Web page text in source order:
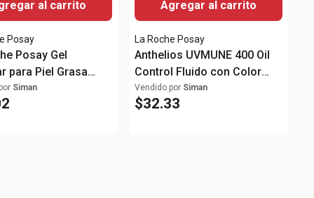
al carrito
Posay
Posay Gel
para Piel Grasa
Siman
Agregar al carrito
La Roche Posay
Anthelios UVMUNE 400 Oil
Control Fluido con Color
FPS50+ 50ml
Vendido por Siman
$32.33